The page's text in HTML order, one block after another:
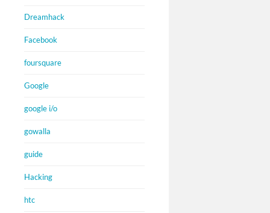
Dreamhack
Facebook
foursquare
Google
google i/o
gowalla
guide
Hacking
htc